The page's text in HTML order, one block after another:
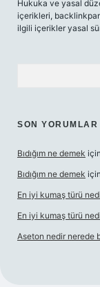
Hukuka ve yasal
içerikleri,
ilgili içerikler yasal
SON YORUMLAR
Bıdığım ne demek için
Bıdığım ne demek için
En iyi kumaş türü
En iyi kumaş türü
Aseton nedir nerede